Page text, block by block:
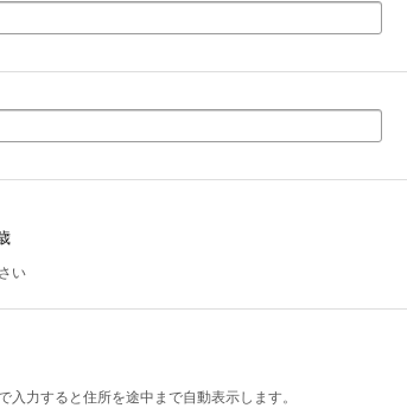
い
入力すると住所を途中まで自動表示します。